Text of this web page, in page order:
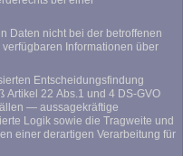
Daten nicht bei der betroffenen
Informationen über
Entscheidungsfindung
22 Abs.1 und 4 DS-GVO
— aussagekräftige
Logik sowie die Tragweite und
für